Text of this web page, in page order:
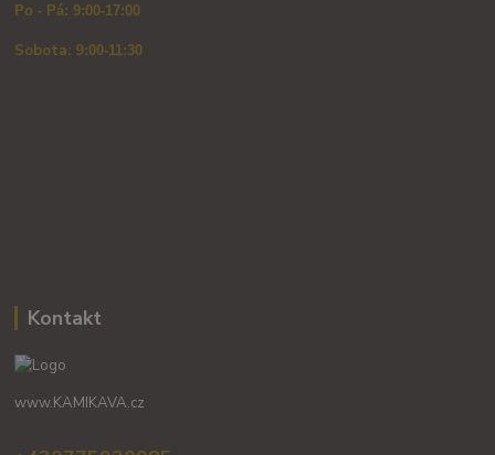
Po - Pá: 9:00-17:00
Sobota: 9:00-11:30
Kontakt
www.KAMIKAVA.cz